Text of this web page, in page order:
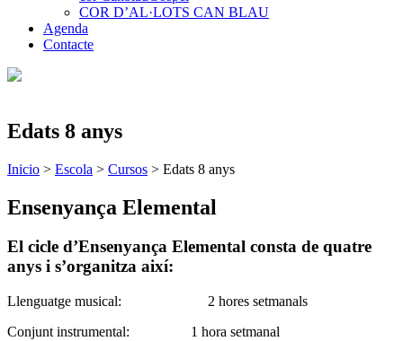
COR D’AL·LOTS CAN BLAU
Agenda
Contacte
Edats 8 anys
Inicio > Escola > Cursos > Edats 8 anys
Ensenyança Elemental
El cicle d’Ensenyança Elemental consta de quatre
anys i s’organitza així:
Llenguatge musical: 2 hores setmanals
Conjunt instrumental: 1 hora setmanal